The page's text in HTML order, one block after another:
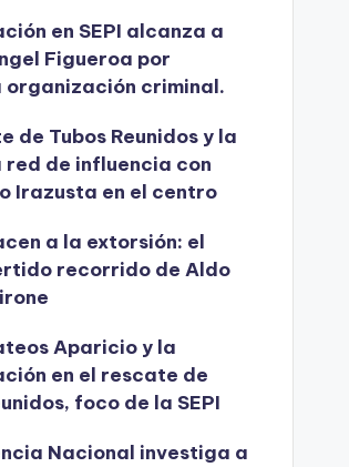
en SEPI alcanza a
Figueroa por
organización criminal.
de Tubos Reunidos y la
red de influencia con
Irazusta en el centro
a la extorsión: el
recorrido de Aldo
Aparicio y la
en el rescate de
foco de la SEPI
Nacional investiga a